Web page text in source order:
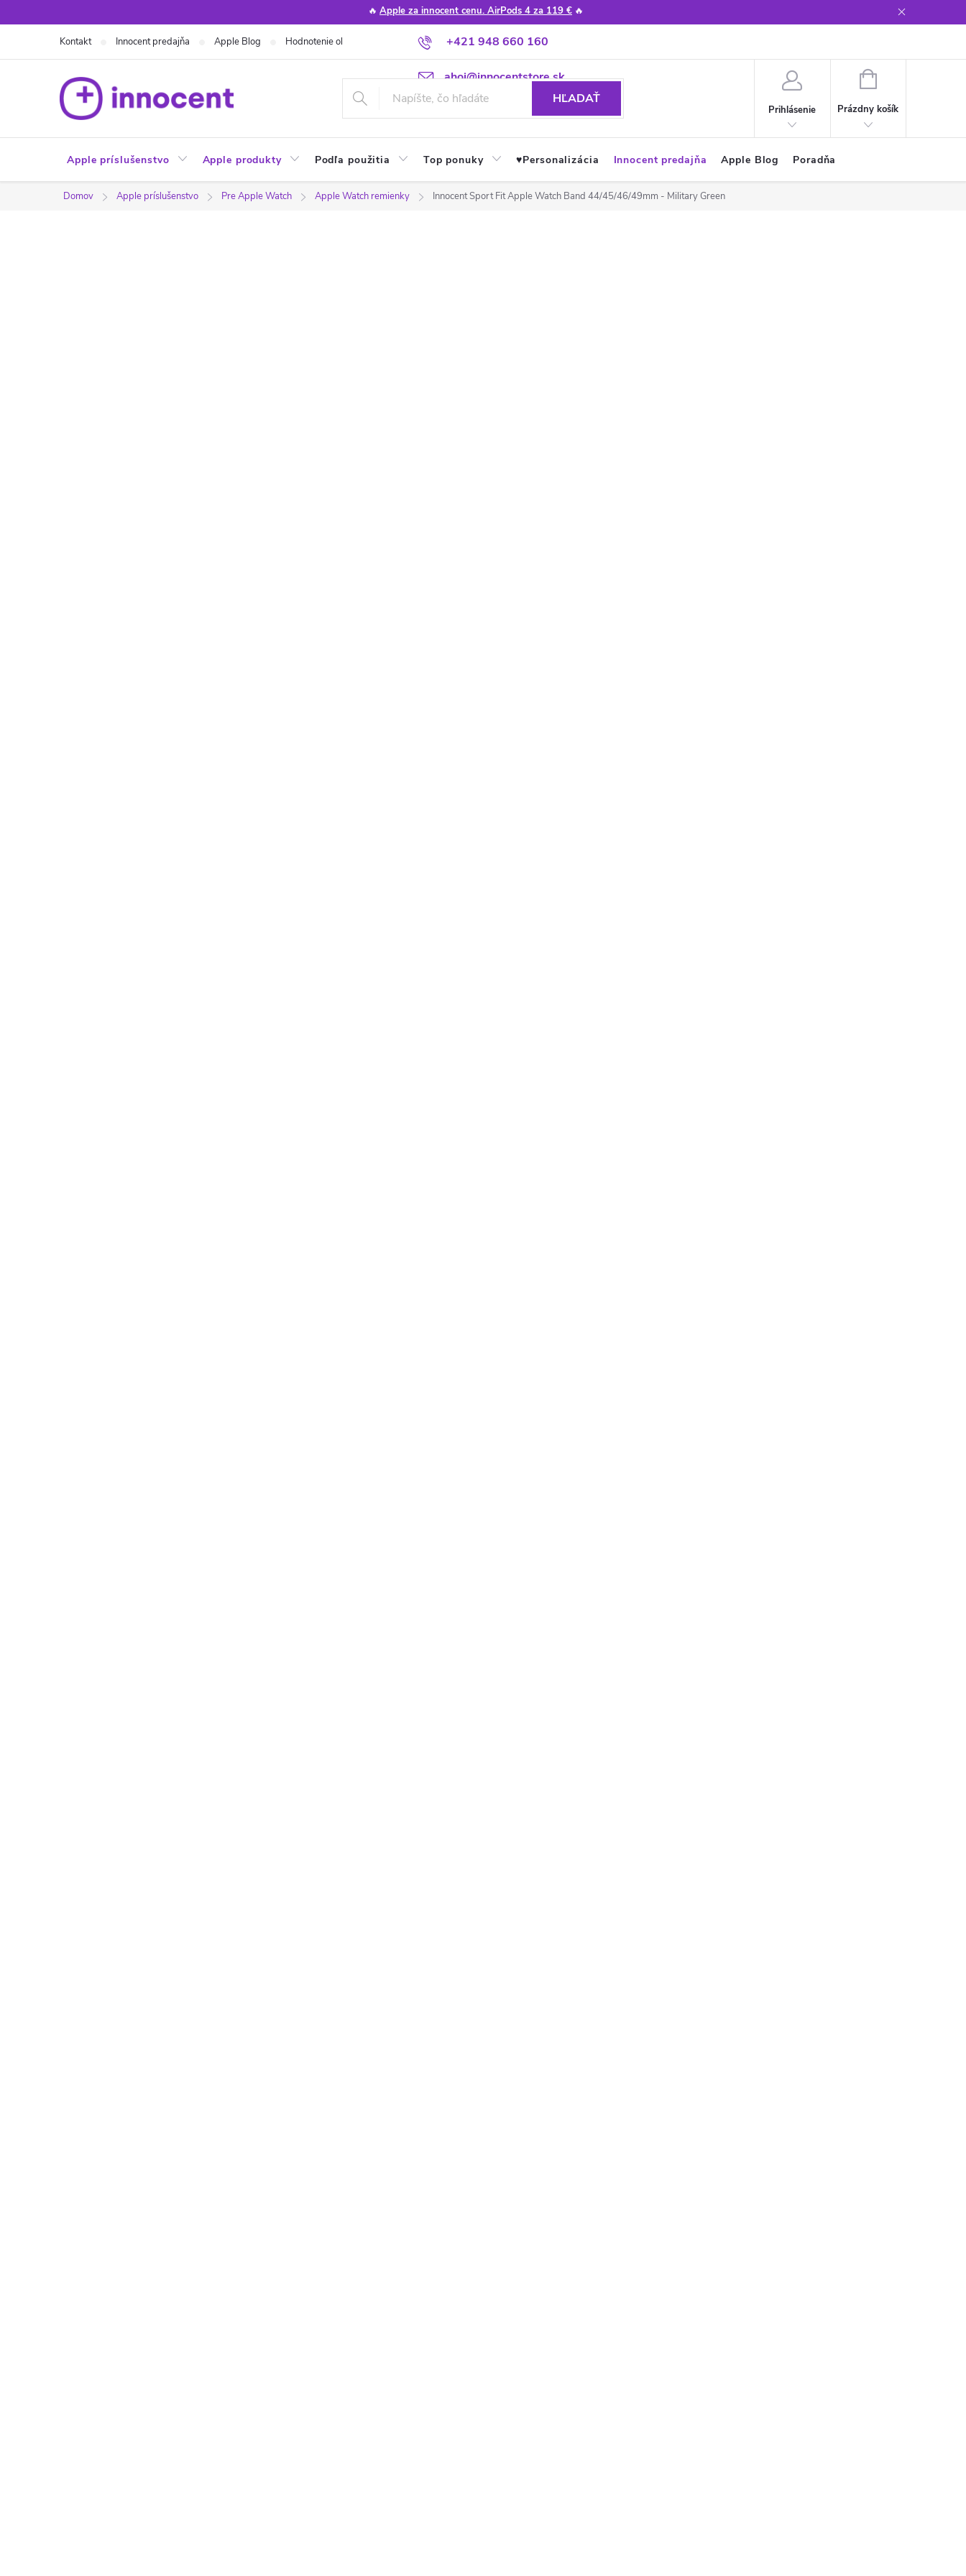
na
🔥 Apple za innocent cenu. AirPods 4 za 119 € 🔥
+421 948 660 160
ahoj@innocentstore.sk
Kontakt Innocent predajňa Apple Blog Hodnotenie obchodu Poradňa Apple návody a tipy
HĽADAŤ
Prihlásenie
NÁKUPNÝ
Prázdny košík
Apple príslušenstvo Apple produkty Podľa použitia Top ponuky ♥︎Personalizácia Innocent predajňa Apple Blog Poradňa
Domov Apple príslušenstvo Pre Apple Watch Apple Watch remienky Innocent Sport Fit Apple Watch Band 44/45/46/49mm - Military Green